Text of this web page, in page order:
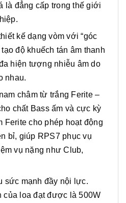
là đẳng cấp trong thế giới
kế dạng vòm với “góc
độ khuếch tán âm thanh
hiện tượng nhiễu âm do
nhau.
châm từ trắng Ferite –
chất Bass ấm và cực kỳ
Ferite cho phép hoạt động
bỉ, giúp RPS7 phục vụ
vụ nặng như Club,
sức mạnh đầy nội lực.
của loa đạt được là 500W